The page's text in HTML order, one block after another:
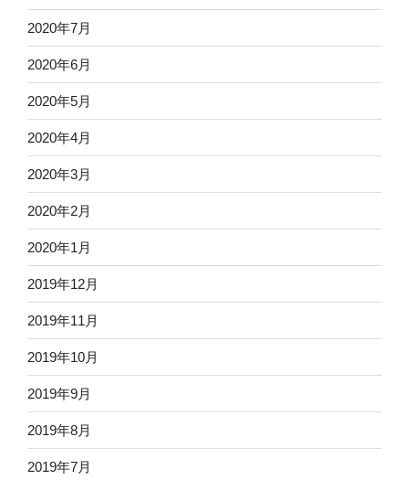
2020年7月
2020年6月
2020年5月
2020年4月
2020年3月
2020年2月
2020年1月
2019年12月
2019年11月
2019年10月
2019年9月
2019年8月
2019年7月